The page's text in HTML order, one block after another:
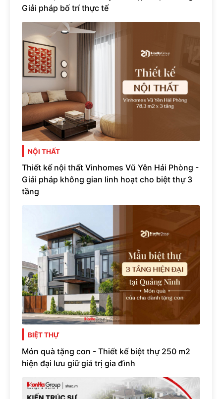
Giải pháp bố trí thực tế
NỘI THẤT
Thiết kế nội thất Vinhomes Vũ Yên Hải Phòng -
Giải pháp không gian linh hoạt cho biệt thự 3
tầng
BIỆT THỰ
Món quà tặng con - Thiết kế biệt thự 250 m2
hiện đại lưu giữ giá trị gia đình